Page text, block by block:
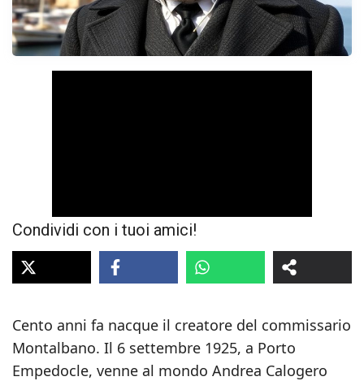
Condividi con i tuoi amici!
Cento anni fa nacque il creatore del commissario
Montalbano. Il 6 settembre 1925, a Porto
Empedocle, venne al mondo Andrea Calogero